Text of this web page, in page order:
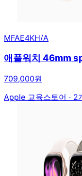
MFAE4KH/A
애플워치 46mm
709,000원
Apple 교육스토어 · 2